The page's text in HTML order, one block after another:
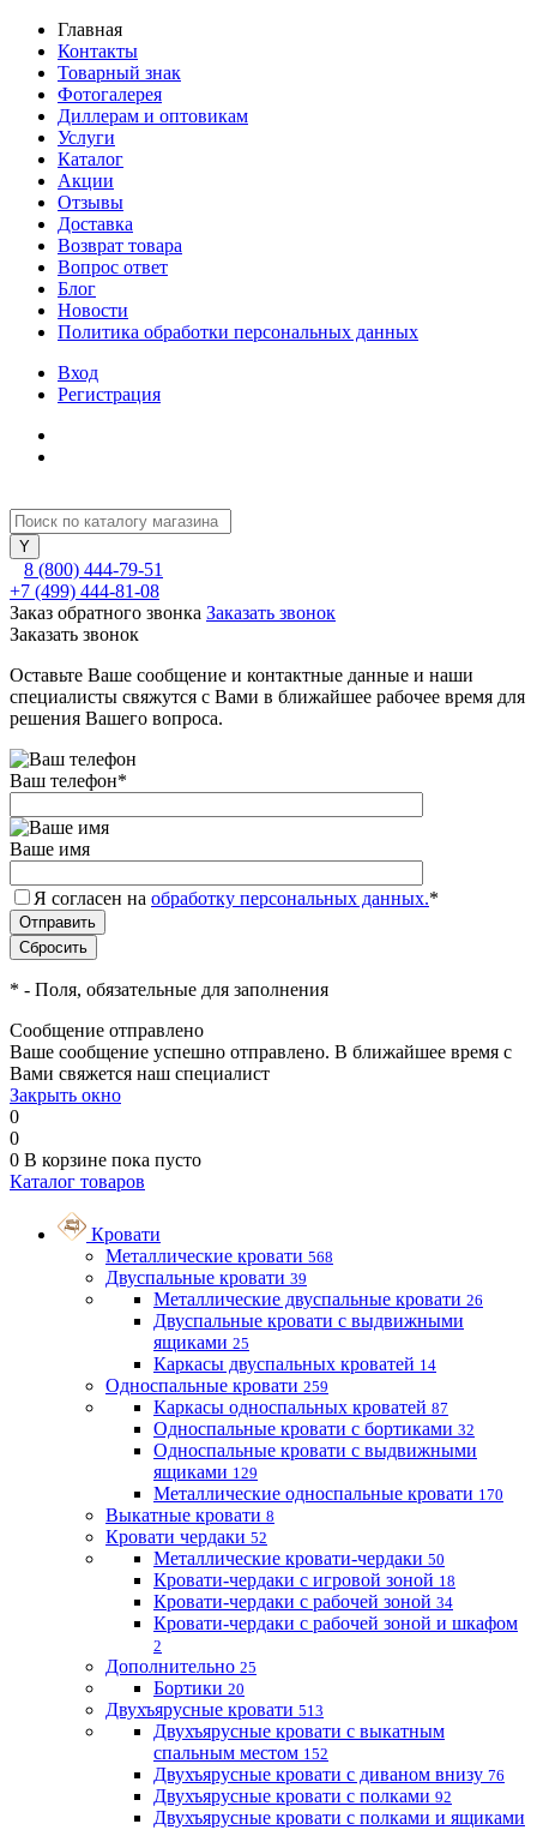
Главная
Контакты
Товарный знак
Фотогалерея
Диллерам и оптовикам
Услуги
Каталог
Акции
Отзывы
Доставка
Возврат товара
Вопрос ответ
Блог
Новости
Политика обработки персональных данных
Вход
Регистрация
8 (800) 444-79-51
+7 (499) 444-81-08
Заказ обратного звонка Заказать звонок
Заказать звонок
Оставьте Ваше сообщение и контактные данные и наши
специалисты свяжутся с Вами в ближайшее рабочее время для
решения Вашего вопроса.
Ваш телефон*
Ваше имя
Я согласен на обработку персональных данных.*
* - Поля, обязательные для заполнения
Сообщение отправлено
Ваше сообщение успешно отправлено. В ближайшее время с
Вами свяжется наш специалист
Закрыть окно
0
0
0 В корзине пока пусто
Каталог товаров
Кровати
Металлические кровати 568
Двуспальные кровати 39
Металлические двуспальные кровати 26
Двуспальные кровати с выдвижными
ящиками 25
Каркасы двуспальных кроватей 14
Односпальные кровати 259
Каркасы односпальных кроватей 87
Односпальные кровати с бортиками 32
Односпальные кровати с выдвижными
ящиками 129
Металлические односпальные кровати 170
Выкатные кровати 8
Кровати чердаки 52
Металлические кровати-чердаки 50
Кровати-чердаки с игровой зоной 18
Кровати-чердаки с рабочей зоной 34
Кровати-чердаки с рабочей зоной и шкафом
2
Дополнительно 25
Бортики 20
Двухъярусные кровати 513
Двухъярусные кровати с выкатным
спальным местом 152
Двухъярусные кровати с диваном внизу 76
Двухъярусные кровати с полками 92
Двухъярусные кровати с полками и ящиками